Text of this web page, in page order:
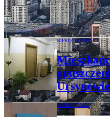
Dwa miliony
dyskryminowanych
NIERUCHOMOŚCI
KOMENTARZE